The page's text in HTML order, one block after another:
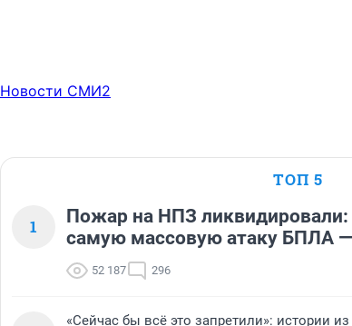
Новости СМИ2
ТОП 5
1
Пожар на НПЗ
самую массовую атаку БПЛА
52 187 296
«Сейчас бы всё это запретили»: истории